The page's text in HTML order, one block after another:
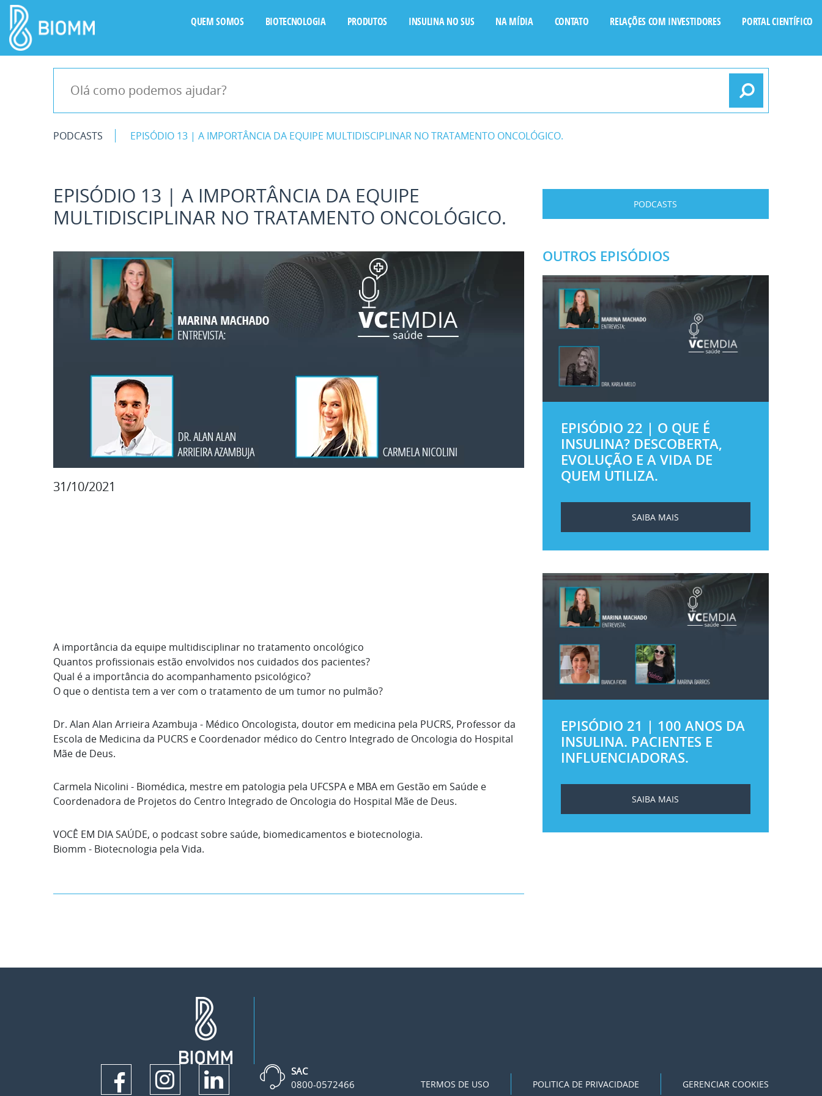
QUEM SOMOS BIOTECNOLOGIA PRODUTOS INSULINA NO SUS NA MÍDIA CONTATO RELAÇÕES COM INVESTIDORES PORTAL CIENTÍFICO
PODCASTS EPISÓDIO 13 | A IMPORTÂNCIA DA EQUIPE MULTIDISCIPLINAR NO TRATAMENTO ONCOLÓGICO.
EPISÓDIO 13 | A IMPORTÂNCIA DA EQUIPE
MULTIDISCIPLINAR NO TRATAMENTO ONCOLÓGICO.
31/10/2021
A importância da equipe multidisciplinar no tratamento oncológico
Quantos profissionais estão envolvidos nos cuidados dos pacientes?
Qual é a importância do acompanhamento psicológico?
O que o dentista tem a ver com o tratamento de um tumor no pulmão?
Dr. Alan Alan Arrieira Azambuja - Médico Oncologista, doutor em medicina pela PUCRS, Professor da
Escola de Medicina da PUCRS e Coordenador médico do Centro Integrado de Oncologia do Hospital
Mãe de Deus.
Carmela Nicolini - Biomédica, mestre em patologia pela UFCSPA e MBA em Gestão em Saúde e
Coordenadora de Projetos do Centro Integrado de Oncologia do Hospital Mãe de Deus.
VOCÊ EM DIA SAÚDE, o podcast sobre saúde, biomedicamentos e biotecnologia.
Biomm - Biotecnologia pela Vida.
PODCASTS
OUTROS EPISÓDIOS
EPISÓDIO 22 | O QUE É
INSULINA? DESCOBERTA,
EVOLUÇÃO E A VIDA DE
QUEM UTILIZA.
SAIBA MAIS
EPISÓDIO 21 | 100 ANOS DA
INSULINA. PACIENTES E
INFLUENCIADORAS.
SAIBA MAIS
SAC
0800-0572466
TERMOS DE USO POLITICA DE PRIVACIDADE GERENCIAR COOKIES